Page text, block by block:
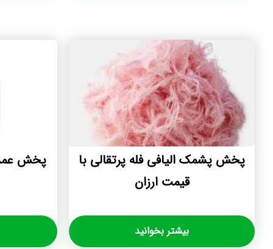
پخش پشمک الیافی فله پرتقالی با
قیمت ارزان
بیشتر بخوانید
پخش